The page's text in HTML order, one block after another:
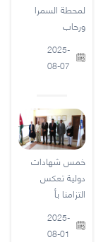
لمحطة السمرا
ورحاب
2025-
08-07
خمس شهادات
دولية تعكس
التزامنا بأ
2025-
08-01